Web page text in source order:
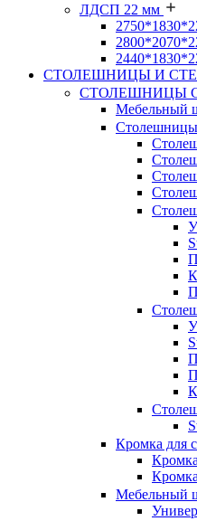
ЛДСП 22 мм
СТОЛЕШНИЦЫ И
СТОЛЕШНИЦЫ
Мебельный
Кромка для
Мебельный